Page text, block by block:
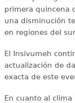
primera quincena
una disminución
en regiones del
El Insivumeh
actualización de
exacta de este
En cuanto al